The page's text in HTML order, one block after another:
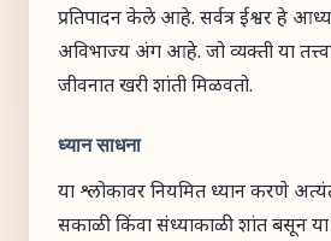
प्रतिपादन केले आहे. सर्वत्र ईश्वर हे
अविभाज्य अंग आहे. जो व्यक्ती या
जीवनात खरी शांती मिळवतो.
ध्यान साधना
या श्लोकावर नियमित ध्यान करणे
सकाळी किंवा संध्याकाळी शांत बसून